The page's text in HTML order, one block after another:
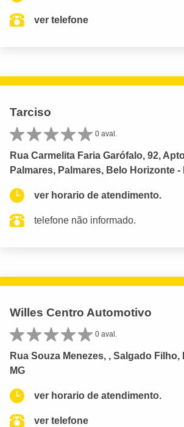
ver telefone
Tarciso
0 aval.
Rua Carmelita Faria Garófalo, 92,
Palmares, Palmares, Belo Horizonte -
ver horario de atendimento.
telefone não informado.
Willes Centro Automotivo
0 aval.
Rua Souza Menezes, , Salgado
MG
ver horario de atendimento.
ver telefone